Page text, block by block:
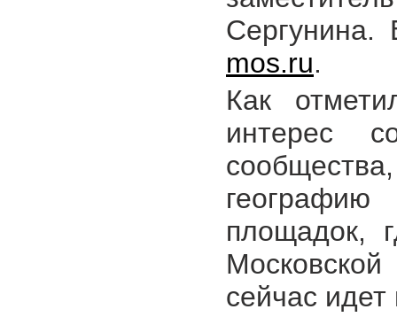
Сергунина.
mos.ru.
Как
интерес
площадок,
сейчас идет